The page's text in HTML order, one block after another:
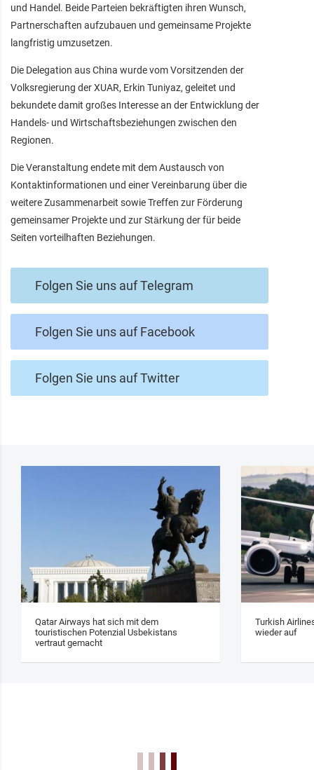
und Handel. Beide Parteien bekräftigten ihren Wunsch,
Partnerschaften aufzubauen und gemeinsame Projekte
langfristig umzusetzen.
Die Delegation aus China wurde vom Vorsitzenden der
Volksregierung der XUAR, Erkin Tuniyaz, geleitet und
bekundete damit großes Interesse an der Entwicklung der
Handels- und Wirtschaftsbeziehungen zwischen den
Regionen.
Die Veranstaltung endete mit dem Austausch von
Kontaktinformationen und einer Vereinbarung über die
weitere Zusammenarbeit sowie Treffen zur Förderung
gemeinsamer Projekte und zur Stärkung der für beide
Seiten vorteilhaften Beziehungen.
Folgen Sie uns auf Telegram
Folgen Sie uns auf Facebook
Folgen Sie uns auf Twitter
Qatar Airways hat sich mit dem
touristischen Potenzial Usbekistans
vertraut gemacht
Turkish
wieder auf